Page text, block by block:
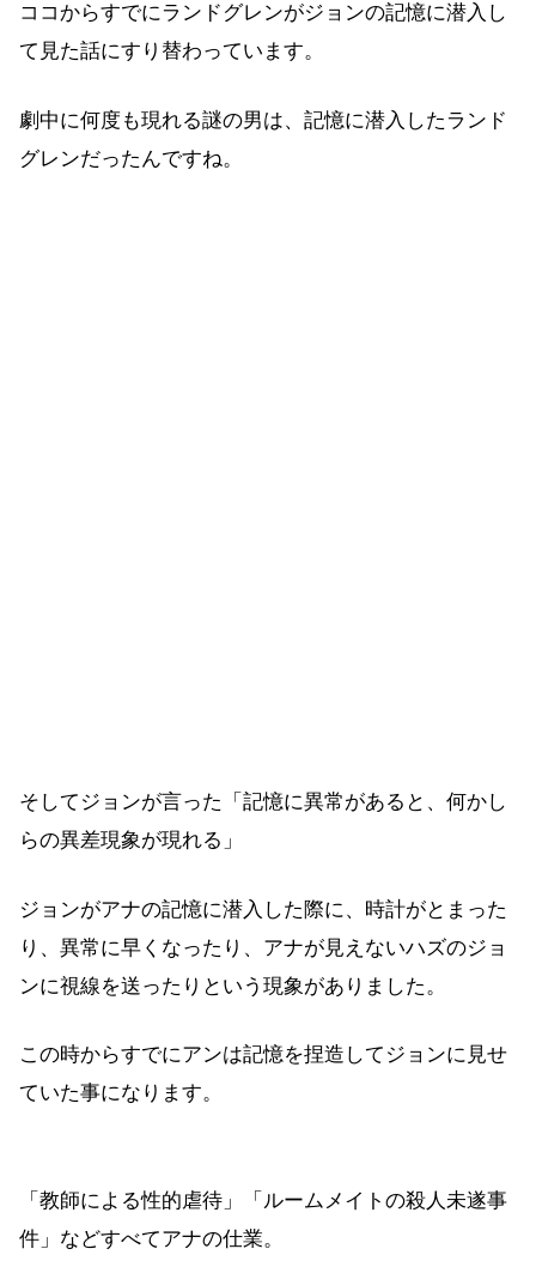
ココからすでにランドグレンがジョンの記憶に潜入し
て見た話にすり替わっています。
劇中に何度も現れる謎の男は、記憶に潜入したランド
グレンだったんですね。
そしてジョンが言った「記憶に異常があると、何かし
らの異差現象が現れる」
ジョンがアナの記憶に潜入した際に、時計がとまった
り、異常に早くなったり、アナが見えないハズのジョ
ンに視線を送ったりという現象がありました。
この時からすでにアンは記憶を捏造してジョンに見せ
ていた事になります。
「教師による性的虐待」「ルームメイトの殺人未遂事
件」などすべてアナの仕業。